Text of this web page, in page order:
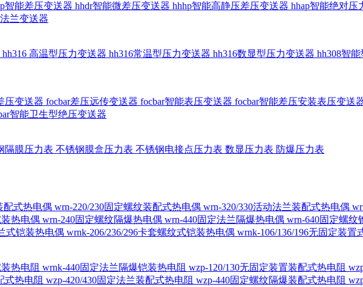
智能差压变送器 hhdr智能微差压变送器 hhhp智能高静压差压变送器 hhap智能绝对压
兰变送器
hh316 高温型压力变送器 hh316常温型压力变送器 hh316数显型压力变送器 hh308智
压变送器 focbar差压远传变送器 focbar智能表压变送器 focbar智能差压安装表压变送
智能卫生型绝压变送器
隔膜压力表 不锈钢膜盒压力表 不锈钢电接点压力表 数显压力表 防爆压力表
配式热电偶 wrn-220/230固定螺纹装配式热电偶 wrn-320/330活动法兰装配式热电偶
热电偶 wrn-240固定螺纹隔爆热电偶 wrn-440固定法兰隔爆热电偶 wrn-640固定螺纹
式铠装热电偶 wrnk-206/236/296卡套螺纹式铠装热电偶 wrnk-106/136/196无固定装置
热电阻 wrnk-440固定法兰隔爆铠装热电阻 wzp-120/130无固定装置装配式热电阻
式热电阻 wzp-420/430固定法兰装配式热电阻 wzp-440固定螺纹隔爆装配式热电阻